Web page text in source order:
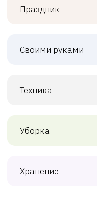
Праздник
Своими руками
Техника
Уборка
Хранение